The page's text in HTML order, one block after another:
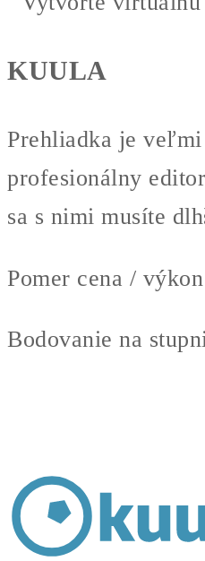
KUULA
Prehliadka je
profesionálny
sa s nimi musíte
Pomer cena /
Bodovanie na